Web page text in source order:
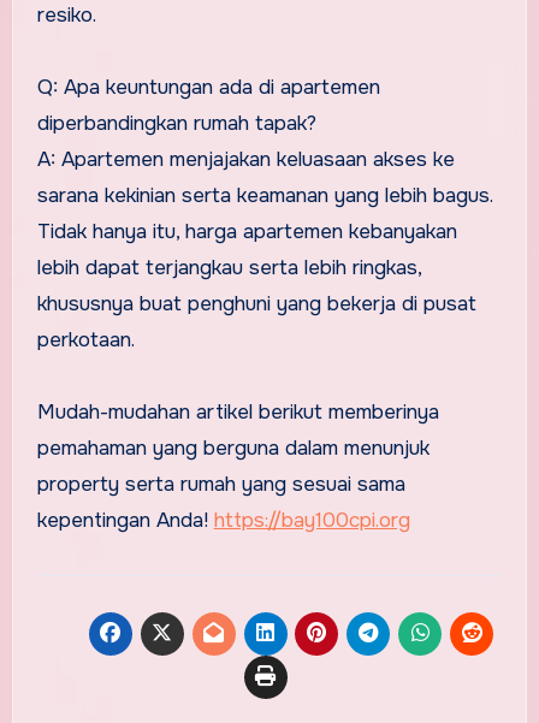
resiko.
Q: Apa keuntungan ada di apartemen
diperbandingkan rumah tapak?
A: Apartemen menjajakan keluasaan akses ke
sarana kekinian serta keamanan yang lebih bagus.
Tidak hanya itu, harga apartemen kebanyakan
lebih dapat terjangkau serta lebih ringkas,
khususnya buat penghuni yang bekerja di pusat
perkotaan.
Mudah-mudahan artikel berikut memberinya
pemahaman yang berguna dalam menunjuk
property serta rumah yang sesuai sama
kepentingan Anda! https://bay100cpi.org